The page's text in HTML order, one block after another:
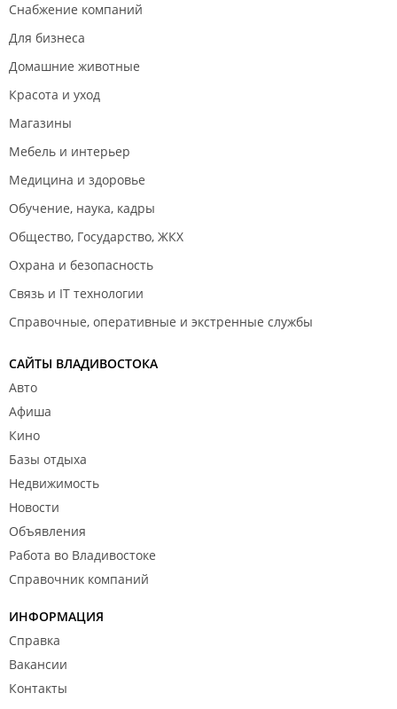
Снабжение компаний
Для бизнеса
Домашние животные
Красота и уход
Магазины
Мебель и интерьер
Медицина и здоровье
Обучение, наука, кадры
Общество, Государство, ЖКХ
Охрана и безопасность
Связь и IT технологии
Справочные, оперативные и экстренные службы
САЙТЫ ВЛАДИВОСТОКА
Авто
Афиша
Кино
Базы отдыха
Недвижимость
Новости
Объявления
Работа во Владивостоке
Справочник компаний
ИНФОРМАЦИЯ
Справка
Вакансии
Контакты